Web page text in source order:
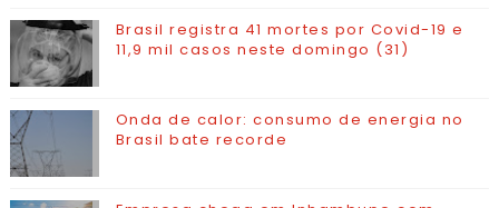
Brasil registra 41 mortes por Covid-19 e
11,9 mil casos neste domingo (31)
Onda de calor: consumo de energia no
Brasil bate recorde